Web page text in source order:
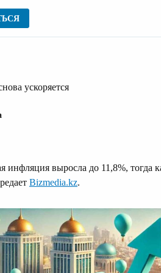
Деньги
ускоряется
инфляция выросла до 11,8%, тогда
Bizmedia.kz.